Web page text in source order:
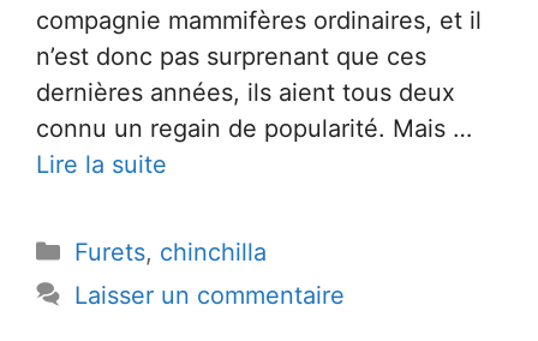
compagnie mammifères ordinaires, et il
n’est donc pas surprenant que ces
dernières années, ils aient tous deux
connu un regain de popularité. Mais …
Lire la suite
Catégories
Furets, chinchilla
Laisser un commentaire